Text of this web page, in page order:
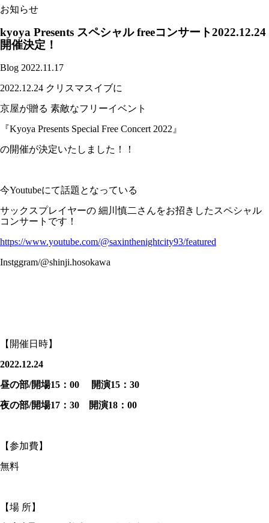
お知らせ
kyoya Presents スペシャル freeコンサート2022.12.24
開催決定！
Blog 2022.11.17
2022.12.24 クリスマスイブに
京屋が贈る 素敵なフリーイベント
『Kyoya Presents Special Free Concert 2022』
の開催が決定いたしました！！
今Youtubeにて話題となっている
サックスプレイヤーの 細川慎二さんをお招きしたスペシャル
コンサートです！
https://www.youtube.com/@saxinthenightcity93/featured
Instggram/@shinji.hosokawa
【開催日時】
2022.12.24
昼の部/開場15：00 開演15：30
夜の部/開場17：30 開演18：00
【参加費】
無料
【場 所】